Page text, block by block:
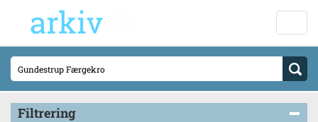
Filtrering